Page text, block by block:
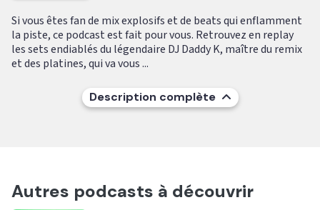
Si vous êtes fan de mix explosifs et de beats qui enflamment
la piste, ce podcast est fait pour vous. Retrouvez en replay
les sets endiablés du légendaire DJ Daddy K, maître du remix
et des platines, qui va vous ...
Description complète
Autres podcasts à découvrir